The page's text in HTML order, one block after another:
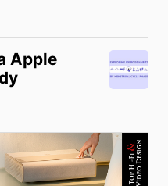
Apple